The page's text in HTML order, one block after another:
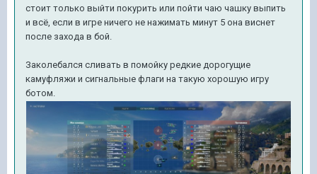
стоит только выйти покурить или пойти чаю чашку выпить
и всё, если в игре ничего не нажимать минут 5 она виснет
после захода в бой.
Заколебался сливать в помойку редкие дорогущие
камуфляжи и сигнальные флаги на такую хорошую игру
ботом.